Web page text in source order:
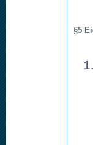
§5